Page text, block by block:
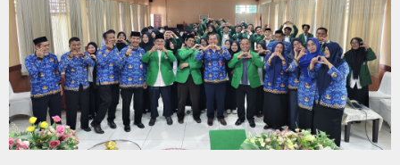
Berita
Umum
Madrasah
Humas